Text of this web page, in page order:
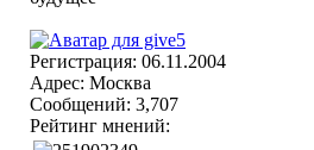
Регистрация: 06.11.2004
Адрес: Москва
Сообщений: 3,707
Рейтинг мнений: